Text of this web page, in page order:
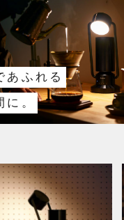
あふれる
。